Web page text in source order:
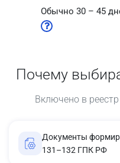
Обычно 30 – 45
Почему
Включено в
Документы
131–132 ГПК РФ